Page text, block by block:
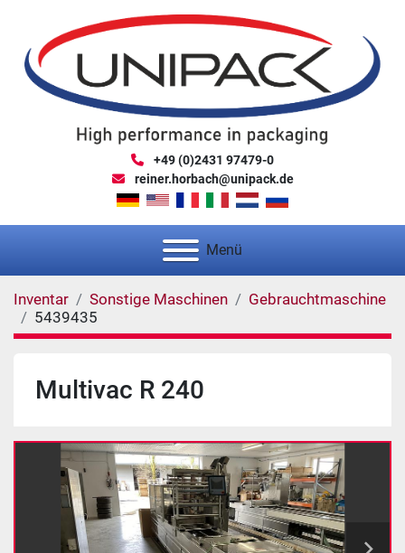
+49 (0)2431 97479-0
reiner.horbach@unipack.de
Menü
Inventar Sonstige Maschinen
Gebrauchtmaschine
5439435
Multivac R 240